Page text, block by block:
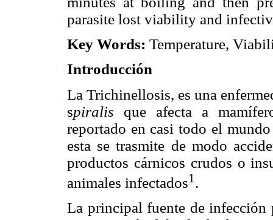
parasite lost viability and
Key Words: Temperature,
Introducción
La Trichinellosis, es una
spiralis que afecta a
reportado en casi todo el
esta se trasmite de modo
productos cárnicos crudos o
animales infectados1 .
La principal fuente de infección